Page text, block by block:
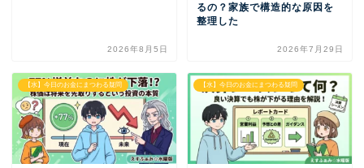
2026年8月5日
るの？家族で構造的な原因を
整理した
2026年7月29日
【水】今日のお金にまつわる疑問 【水】今日のお金にまつわる疑問